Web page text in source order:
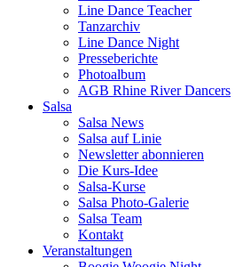
Line Dance Teacher
Tanzarchiv
Line Dance Night
Presseberichte
Photoalbum
AGB Rhine River Dancers
Salsa
Salsa News
Salsa auf Linie
Newsletter abonnieren
Die Kurs-Idee
Salsa-Kurse
Salsa Photo-Galerie
Salsa Team
Kontakt
Veranstaltungen